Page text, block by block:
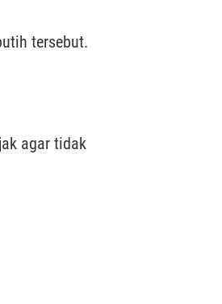
tersebut.
agar tidak